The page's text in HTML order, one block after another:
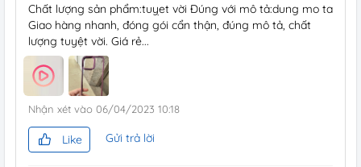
Chất lượng sản phẩm:tuỵet vời Đúng với mô tả:dung mo ta
Giao hàng nhanh, đóng gói cẩn thận, đúng mô tả, chất
lượng tuyệt vời. Giá rẻ...
Nhận xét vào 06/04/2023 10:18
Like Gửi trả lời